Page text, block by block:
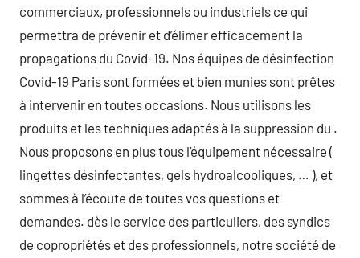
commerciaux, professionnels ou industriels ce qui
permettra de prévenir et d’élimer efficacement la
propagations du Covid-19. Nos équipes de désinfection
Covid-19 Paris sont formées et bien munies sont prêtes
à intervenir en toutes occasions. Nous utilisons les
produits et les techniques adaptés à la suppression du .
Nous proposons en plus tous l’équipement nécessaire (
lingettes désinfectantes, gels hydroalcooliques, … ), et
sommes à l’écoute de toutes vos questions et
demandes. dès le service des particuliers, des syndics
de copropriétés et des professionnels, notre société de